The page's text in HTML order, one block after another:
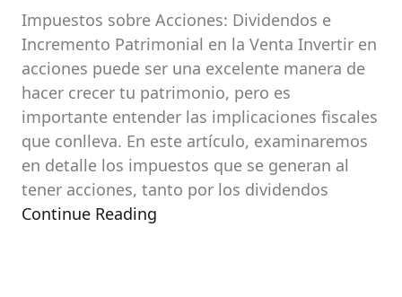
Impuestos sobre Acciones: Dividendos e
Incremento Patrimonial en la Venta Invertir en
acciones puede ser una excelente manera de
hacer crecer tu patrimonio, pero es
importante entender las implicaciones fiscales
que conlleva. En este artículo, examinaremos
en detalle los impuestos que se generan al
tener acciones, tanto por los dividendos
Continue Reading